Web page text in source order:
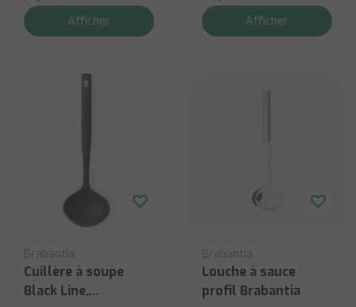
Afficher Afficher
Brabantia
Cuillère à soupe
Black Line,
Brabantia
Louche à sauce
profil Brabantia